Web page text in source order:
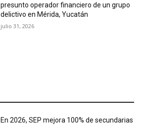
presunto operador financiero de un grupo
delictivo en Mérida, Yucatán
julio 31, 2026
En 2026, SEP mejora 100% de secundarias